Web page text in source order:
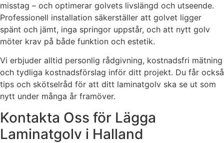
misstag – och optimerar golvets livslängd och utseende.
Professionell installation säkerställer att golvet ligger
spänt och jämt, inga springor uppstår, och att nytt golv
möter krav på både funktion och estetik.
Vi erbjuder alltid personlig rådgivning, kostnadsfri mätning
och tydliga kostnadsförslag inför ditt projekt. Du får också
tips och skötselråd för att ditt laminatgolv ska se ut som
nytt under många år framöver.
Kontakta Oss för Lägga
Laminatgolv i Halland